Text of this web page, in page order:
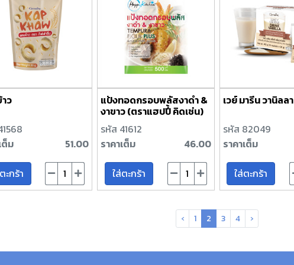
ว
ต็ม
51.00
ะกร้า
แป้งทอดกรอบพลัสงาดำ &
งาขาว (ตราแฮปปี้ คิดเช่น)
รหัส 41612
ราคาเต็ม
46.00
ใส่ตะกร้า
เวย์ มารีน วานิลลา
รหัส 82049
ราคาเต็ม
ใส่ตะกร้า
‹ 1 2 3 4 ›